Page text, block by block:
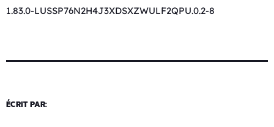
1.83.0-LUSSP76N2H4J3XDSXZWULF2QPU.0.2-8
ÉCRIT PAR: